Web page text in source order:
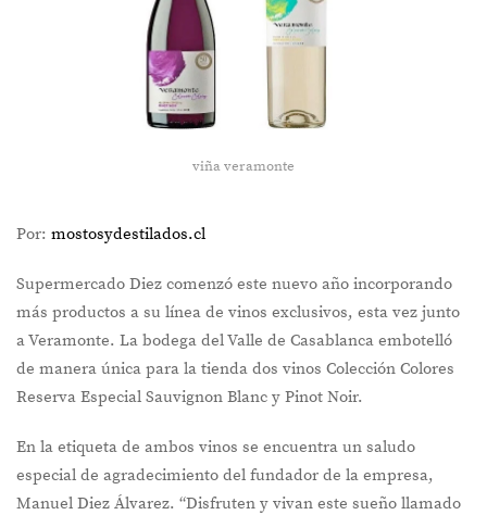
viña veramonte
Por: mostosydestilados.cl
Supermercado Diez comenzó este nuevo año incorporando
más productos a su línea de vinos exclusivos, esta vez junto
a Veramonte. La bodega del Valle de Casablanca embotelló
de manera única para la tienda dos vinos Colección Colores
Reserva Especial Sauvignon Blanc y Pinot Noir.
En la etiqueta de ambos vinos se encuentra un saludo
especial de agradecimiento del fundador de la empresa,
Manuel Diez Álvarez. “Disfruten y vivan este sueño llamado